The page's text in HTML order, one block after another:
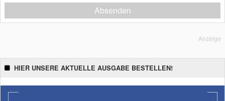
Absenden
Anzeige
HIER UNSERE AKTUELLE AUSGABE BESTELLEN!